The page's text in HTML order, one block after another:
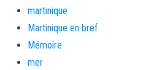
martinique
Martinique en bref
Mémoire
mer